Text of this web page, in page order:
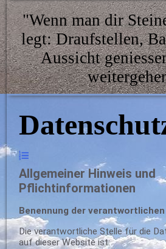
"Wenn man dir
legt: Draufstellen,
Aussicht
Allgemeiner Hinweis und
Pflichtinformationen
Benennung der
Die verantwortliche Stelle für die
auf dieser Website ist: